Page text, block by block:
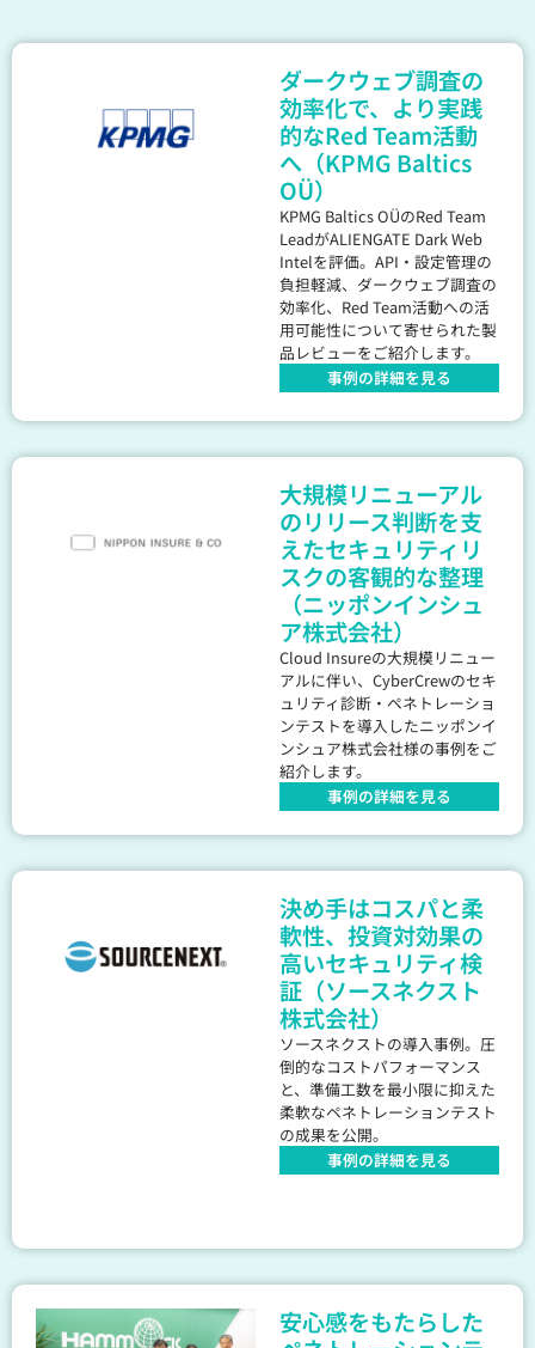
ダークウェブ調査の
効率化で、より実践
的なRed Team活動
へ（KPMG Baltics
OÜ）
KPMG Baltics OÜのRed Team
LeadがALIENGATE Dark Web
Intelを評価。API・設定管理の
負担軽減、ダークウェブ調査の
効率化、Red Team活動への活
用可能性について寄せられた製
品レビューをご紹介します。
事例の詳細を見る
大規模リニューアル
のリリース判断を支
えたセキュリティリ
スクの客観的な整理
（ニッポンインシュ
ア株式会社）
Cloud Insureの大規模リニュー
アルに伴い、CyberCrewのセキ
ュリティ診断・ペネトレーショ
ンテストを導入したニッポンイ
ンシュア株式会社様の事例をご
紹介します。
事例の詳細を見る
決め手はコスパと柔
軟性、投資対効果の
高いセキュリティ検
証（ソースネクスト
株式会社）
ソースネクストの導入事例。圧
倒的なコストパフォーマンス
と、準備工数を最小限に抑えた
柔軟なペネトレーションテスト
の成果を公開。
事例の詳細を見る
安心感をもたらした